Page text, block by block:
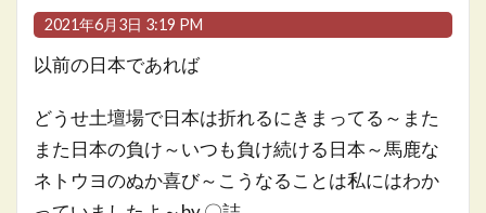
2021年6月3日 3:19 PM
以前の日本であれば
どうせ土壇場で日本は折れるにきまってる～また
また日本の負け～いつも負け続ける日本～馬鹿な
ネトウヨのぬか喜び～こうなることは私にはわか